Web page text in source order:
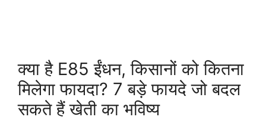
क्या है E85 ईंधन, किसानों को कितना
मिलेगा फायदा? 7 बड़े फायदे जो बदल
सकते हैं खेती का भविष्य